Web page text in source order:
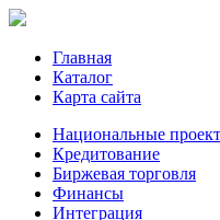
Главная
Каталог
Карта сайта
Национальные
Кредитование
Биржевая торговля
Финансы
Интеграция